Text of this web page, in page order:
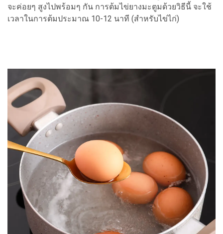
จะค่อยๆ สูงไปพร้อมๆ กัน การต้มไข่ยางมะตูมด้วยวิธีนี้ จะใช้
เวลาในการต้มประมาณ 10-12 นาที (สำหรับไข่ไก่)